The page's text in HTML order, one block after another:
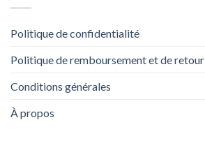
Politique de confidentialité
Politique de remboursement et de retour
Conditions générales
À propos